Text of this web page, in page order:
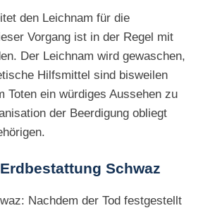
den Leichnam für die
Vorgang ist in der Regel mit
Der Leichnam wird gewaschen,
Hilfsmittel sind bisweilen
Toten ein würdiges Aussehen zu
der Beerdigung obliegt
Erdbestattung Schwaz
Nachdem der Tod festgestellt